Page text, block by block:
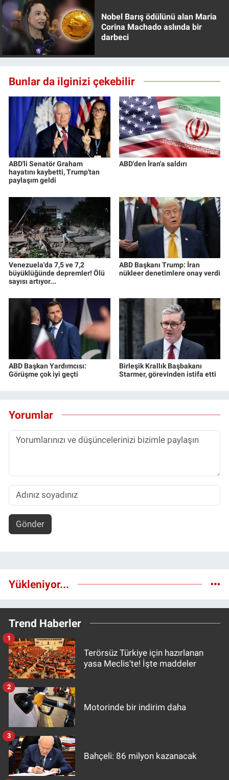
Nobel Barış ödülünü alan Maria
Corina Machado aslında bir
darbeci
Bunlar da ilginizi çekebilir
ABD'li Senatör Graham
hayatını kaybetti, Trump'tan
paylaşım geldi
ABD'den İran'a saldırı
Venezuela'da 7,5 ve 7,2
büyüklüğünde depremler! Ölü
sayısı artıyor...
ABD Başkanı Trump: İran
nükleer denetimlere onay verdi
ABD Başkan Yardımcısı:
Görüşme çok iyi geçti
Birleşik Krallık Başbakanı
Starmer, görevinden istifa etti
Yorumlar
Gönder
Yükleniyor...
Trend Haberler
Terörsüz Türkiye için hazırlanan
yasa Meclis'te! İşte maddeler
1
Motorinde bir indirim daha
2
Bahçeli: 86 milyon kazanacak
3